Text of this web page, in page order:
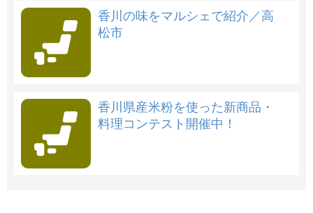
香川の味をマルシェで紹介／高
松市
香川県産米粉を使った新商品・
料理コンテスト開催中！